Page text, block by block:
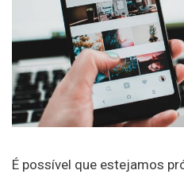
É possível que estejamos